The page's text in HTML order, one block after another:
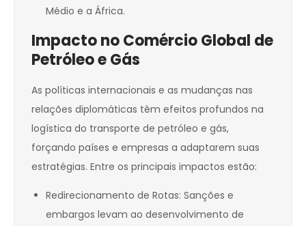
Médio e a África.
Impacto no Comércio Global de
Petróleo e Gás
As políticas internacionais e as mudanças nas
relações diplomáticas têm efeitos profundos na
logística do transporte de petróleo e gás,
forçando países e empresas a adaptarem suas
estratégias. Entre os principais impactos estão:
Redirecionamento de Rotas: Sanções e
embargos levam ao desenvolvimento de